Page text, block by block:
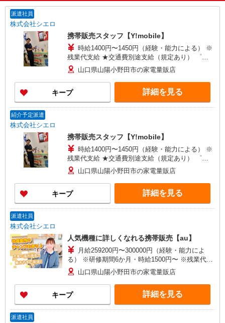
派遣社員
株式会社シエロ
携帯販売スタッフ【Y!mobile】
時給1400円〜1450円（経験・能力による） ※
残業代支給 ★交通費別途支給（規定あり） ゜
+゜・。○。・゜+゜・。○。・゜+゜ 入社祝い金10
万円支給(規定有) お友達を紹介頂くと, インセンテ
ィブ支給(規定有) ★月2回払い・週払い可能（規程
有）★ ゜・。○。・゜+゜・。○。・゜+゜
山口県山陽小野田市の家電量販店
キープ 詳細を見る
紹介予定派遣
株式会社シエロ
携帯販売スタッフ【Y!mobile】
時給1400円〜1450円（経験・能力による） ※
残業代支給 ★交通費別途支給（規定あり） ゜
+゜・。○。・゜+゜・。○。・゜+゜ 入社祝い金10
万円支給(規定有) お友達を紹介頂くと, インセンテ
ィブ支給(規定有) ★月2回払い・週払い可能（規程
有）★ ゜・。○。・゜+゜・。○。・゜+゜
山口県山陽小野田市の家電量販店
キープ 詳細を見る
派遣社員
株式会社シエロ
人気機種に詳しくなれる携帯販売【au】
月給259200円〜300000円（経験・能力によ
る） ※研修期間6か月・時給1500円〜 ※残業代支
給 ★交通費別途支給（規定あり） ゜+゜・。
○。・゜+゜・。○。・゜+゜ 入社祝い金10万円支
給(規定有) お友達を紹介頂くと, インセンティブ支
給(規定有) ゜・。○。・゜+゜・。○。・゜+゜
山口県山陽小野田市の家電量販店
キープ 詳細を見る
派遣社員